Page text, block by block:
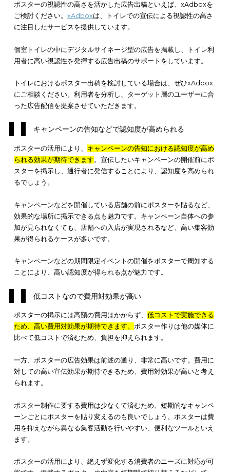
す。イベントの前から情報を発信し、開催期間中も引き続き集
果が見込めます。
ポスターは、掲載期間中継続して広告宣伝効果を発揮できるツ
です。
視認性が高く、多くの人に宣伝可能
ポスターは視認性が高く、多くの人に宣伝を行うことが可能
自然と目が行く場所にポスターを掲示することにより、多くの
認識してもらえ、宣伝効果を高められるでしょう。
ポスターの視認性の高さを活かした広告出稿といえば、
ご検討ください。xAdboxは、トイレでの宣伝による視認性の
に注目したサービスを提供しています。
個室トイレの中にデジタルサイネージ型の広告を掲載し、トイ
用者に高い視認性を発揮する広告出稿のサポートをしています。
にご相談ください。利用者を分析し、ターゲット層のユーザー
った広告配信を提案させていただきます。
キャンペーンの告知などで認知度が高められる
ポスターの活用により、キャンペーンの告知における認知度が
られる効果が期待できます。宣伝したいキャンペーンの開催前
スターを掲示し、通行者に発信することにより、認知度を高め
るでしょう。
キャンペーンなどを開催している店舗の前にポスターを貼るな
加が見られなくても、店舗への入店が実現されるなど、高い集
果が得られるケースが多いです。
キャンペーンなどの期間限定イベントの開催をポスターで周知
ことにより、高い認知度が得られる点が魅力です。